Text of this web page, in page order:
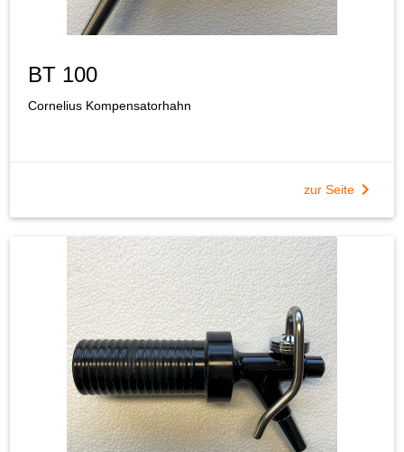
BT 100
Cornelius Kompensatorhahn
zur Seitechevron_right